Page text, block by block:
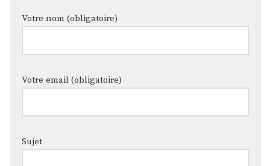
Votre nom (obligatoire)
Votre email (obligatoire)
Sujet